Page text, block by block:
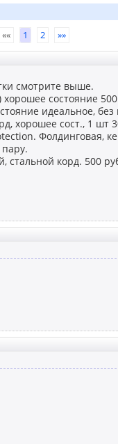
«« 1 2 »»
смотрите выше.
состояние
идеальное,
хорошее сост., 1 шт
Фолдинговая,
стальной корд. 500